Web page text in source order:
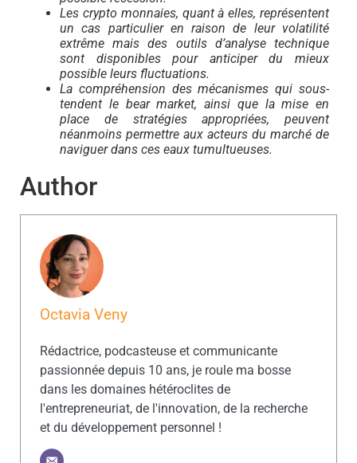
Les crypto monnaies, quant à elles, représentent
un cas particulier en raison de leur volatilité
extrême mais des outils d’analyse technique
sont disponibles pour anticiper du mieux
possible leurs fluctuations.
La compréhension des mécanismes qui sous-
tendent le bear market, ainsi que la mise en
place de stratégies appropriées, peuvent
néanmoins permettre aux acteurs du marché de
naviguer dans ces eaux tumultueuses.
Author
Octavia Veny
Rédactrice, podcasteuse et communicante
passionnée depuis 10 ans, je roule ma bosse
dans les domaines hétéroclites de
l'entrepreneuriat, de l'innovation, de la recherche
et du développement personnel !